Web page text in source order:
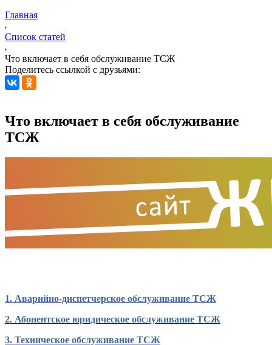
Главная
Список статей
Что включает в себя обслуживание ТСЖ
Поделитесь ссылкой с друзьями:
Что включает в себя обслуживание
ТСЖ
1. Аварийно-диспетчерское обслуживание ТСЖ
2. Абонентское юридическое обслуживание ТСЖ
3. Техническое обслуживание ТСЖ